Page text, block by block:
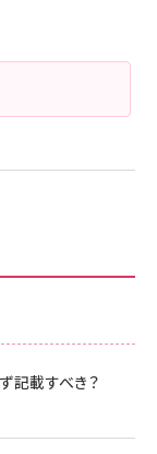
記載すべき？